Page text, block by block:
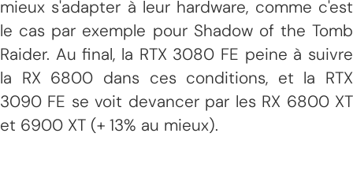
mieux s'adapter à leur hardware, comme c'est
le cas par exemple pour Shadow of the Tomb
Raider. Au final, la RTX 3080 FE peine à suivre
la RX 6800 dans ces conditions, et la RTX
3090 FE se voit devancer par les RX 6800 XT
et 6900 XT (+ 13% au mieux).